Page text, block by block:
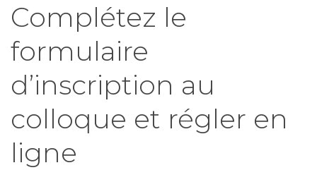
Complétez le
formulaire
d’inscription au
colloque et régler en
ligne